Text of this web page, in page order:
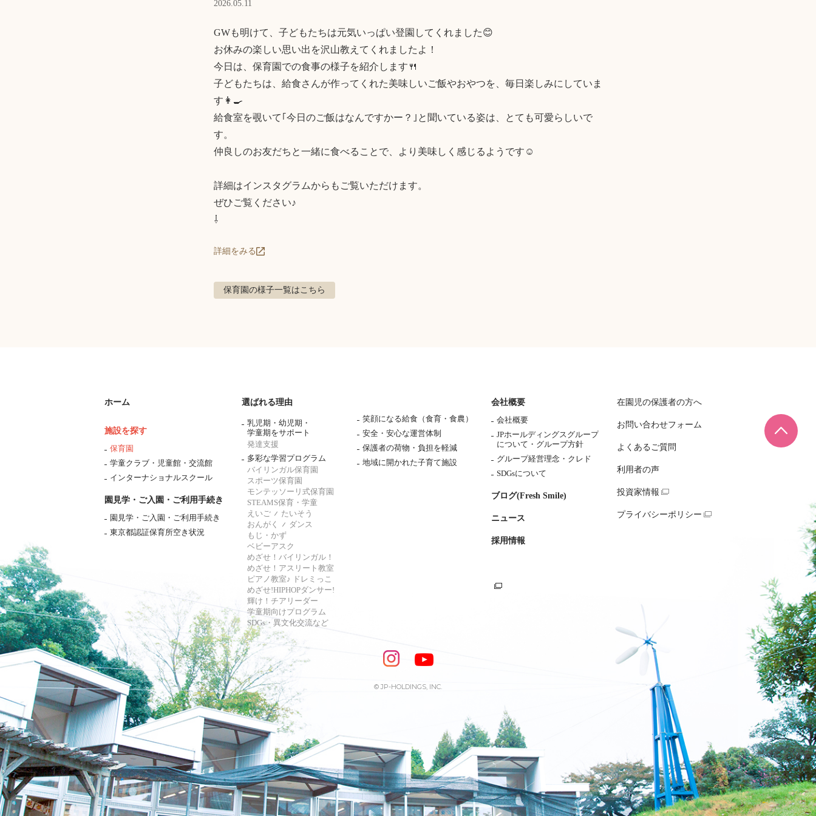
2026.05.11
GWも明けて、子どもたちは元気いっぱい登園してくれました😊
お休みの楽しい思い出を沢山教えてくれましたよ！
今日は、保育園での食事の様子を紹介します🍴
子どもたちは、給食さんが作ってくれた美味しいご飯やおやつを、毎日楽しみにしていま
す👩‍🍳
給食室を覗いて｢今日のご飯はなんですかー？｣と聞いている姿は、とても可愛らしいで
す。
仲良しのお友だちと一緒に食べることで、より美味しく感じるようです☺️
詳細はインスタグラムからもご覧いただけます。
ぜひご覧ください♪
⇩
詳細をみる
保育園の様子一覧はこちら
ページ
ホーム
施設を探す
保育園
学童クラブ・児童館・交流館
インターナショナルスクール
園見学・ご入園・ご利用手続き
園見学・ご入園・ご利用手続き
東京都認証保育所空き状況
選ばれる理由
乳児期・幼児期・
学童期をサポート
発達支援
多彩な学習プログラム
バイリンガル保育園
スポーツ保育園
モンテッソーリ式保育園
STEAMS保育・学童
えいご
たいそう
おんがく
ダンス
もじ・かず
ベビーアスク
めざせ！バイリンガル！
めざせ！アスリート教室
ピアノ教室♪ ドレミっこ
めざせ!HIPHOPダンサー!
輝け！チアリーダー
学童期向けプログラム
SDGs・異文化交流など
笑顔になる給食（食育・食農）
安全・安心な運営体制
保護者の荷物・負担を軽減
地域に開かれた子育て施設
会社概要
会社概要
JPホールディングスグループ
について・ グループ方針
グループ経営理念・クレド
SDGsについて
ブログ(Fresh Smile)
ニュース
採用情報
在園児の保護者の方へ
お問い合わせフォーム
よくあるご質問
利用者の声
投資家情報
プライバシーポリシー
© JP-HOLDINGS, INC.